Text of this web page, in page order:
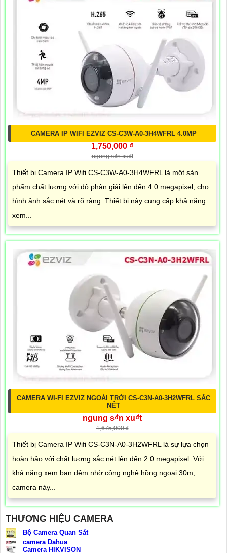
CAMERA IP WIFI EZVIZ CS-C3W-A0-3H4WFRL 4.0MP
1,750,000 ₫
ngung s₫n xu₫t
Thiết bị Camera IP Wifi CS-C3W-A0-3H4WFRL là một sản
phẩm chất lượng với độ phân giải lên đến 4.0 megapixel, cho
hình ảnh sắc nét và rõ ràng. Thiết bị này cung cấp khả năng
xem...
CAMERA WI-FI EZVIZ NGOÀI TRỜI CS-C3N-A0-3H2WFRL SẮC
NÉT
ngung s₫n xu₫t
1,675,000 ₫
Thiết bị Camera IP Wifi CS-C3N-A0-3H2WFRL là sự lựa chọn
hoàn hảo với chất lượng sắc nét lên đến 2.0 megapixel. Với
khả năng xem ban đêm nhờ công nghệ hồng ngoại 30m,
camera này...
THƯƠNG HIỆU CAMERA
Bộ Camera Quan Sát
camera Dahua
Camera HIKVISON